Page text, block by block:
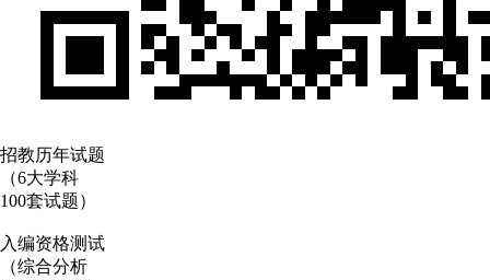
招教历年试题
（6大学科
100套试题）
入编资格测试
（综合分析